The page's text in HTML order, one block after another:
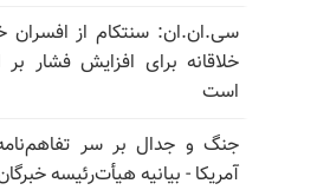
سی.ان.ان: سنتکام از افسران
خلاقانه برای افزایش فشار بر
است
جنگ و جدال بر سر
آمریکا - بیانیه هیأت‌رئیسه